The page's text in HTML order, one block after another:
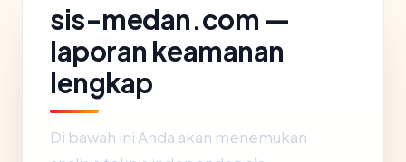
sis-medan.com —
laporan keamanan
lengkap
Di bawah ini Anda akan menemukan